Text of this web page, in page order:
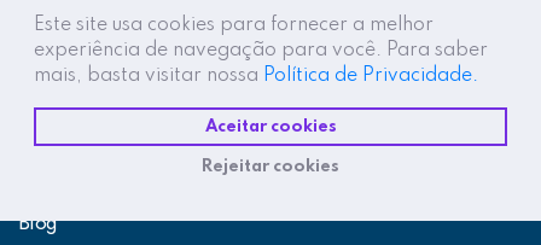
Este site usa cookies para fornecer a melhor
experiência de navegação para você. Para saber
mais, basta visitar nossa Política de Privacidade.
Aceitar cookies
Rejeitar cookies
Web App – Portal do Cliente
Intranets / Extranets
Integração Construtor de Vendas
Destaques
Blog